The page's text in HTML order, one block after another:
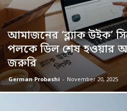
আমাজনের ‘ব্ল্যাক উইক’
পলকে ডিল শেষ হওয়ার
জরুরি
German Probashi - November 20, 2025